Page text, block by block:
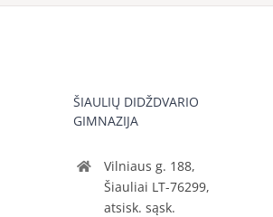
ŠIAULIŲ DIDŽDVARIO
GIMNAZIJA
Vilniaus g. 188,
Šiauliai LT-76299,
atsisk. sąsk.